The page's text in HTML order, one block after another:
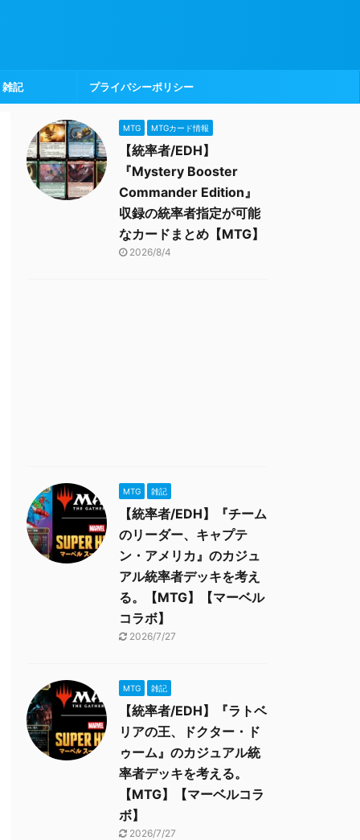
雑記 プライバシーポリシー
MTG MTGカード情報
【統率者/EDH】
『Mystery Booster
Commander Edition』
収録の統率者指定が可能
なカードまとめ【MTG】
2026/8/4
MTG 雑記
【統率者/EDH】『チーム
のリーダー、キャプテ
ン・アメリカ』のカジュ
アル統率者デッキを考え
る。【MTG】【マーベル
コラボ】
2026/7/27
MTG 雑記
【統率者/EDH】『ラトベ
リアの王、ドクター・ド
ゥーム』のカジュアル統
率者デッキを考える。
【MTG】【マーベルコラ
ボ】
2026/7/27